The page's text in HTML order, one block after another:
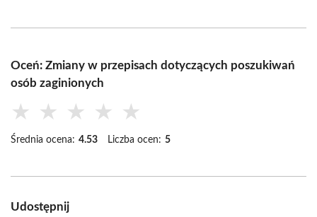
Oceń: Zmiany w przepisach dotyczących poszukiwań
osób zaginionych
★ ★ ★ ★ ★
Średnia ocena: 4.53 Liczba ocen: 5
Udostępnij